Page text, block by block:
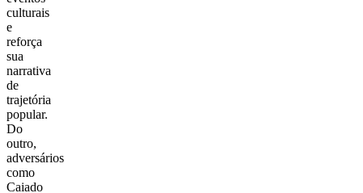
culturais
e
reforça
sua
narrativa
de
trajetória
popular.
Do
outro,
adversários
como
Caiado